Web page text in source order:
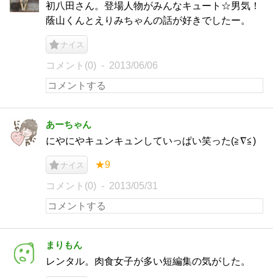
初八田さん。登場人物がみんなキュート☆男気！
蔭山くんとえりみちゃんの話が好きでしたー。
ナイス
コメント(0) 2013/06/06
あーちゃん
にやにやキュンキュンしていっぱい笑った(≧∇≦)
ナイス ★9
コメント(0) 2013/05/31
まりもん
レンタル。肉食女子が多い短編集の気がした。